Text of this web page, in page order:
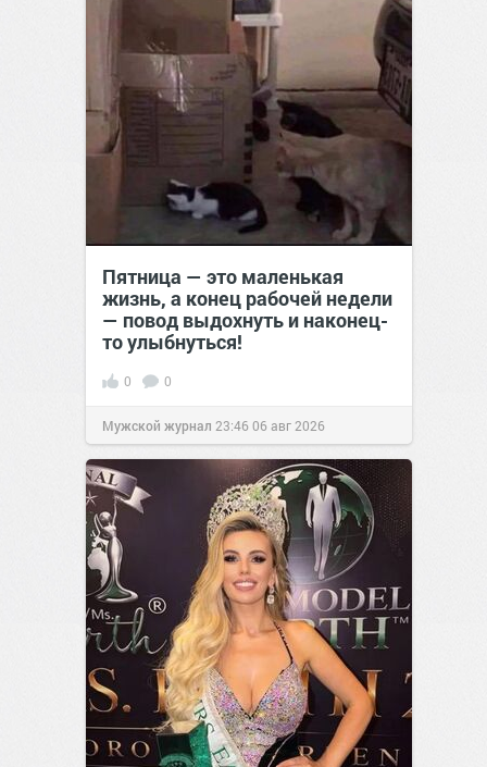
Пятница — это маленькая
жизнь, а конец рабочей недели
— повод выдохнуть и наконец-
то улыбнуться!
0 0
Мужской журнал 23:4606 авг 2026